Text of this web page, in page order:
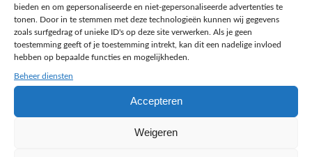
bieden en om gepersonaliseerde en niet-gepersonaliseerde advertenties te
tonen. Door in te stemmen met deze technologieën kunnen wij gegevens
zoals surfgedrag of unieke ID's op deze site verwerken. Als je geen
toestemming geeft of je toestemming intrekt, kan dit een nadelige invloed
hebben op bepaalde functies en mogelijkheden.
Beheer diensten
Accepteren
Weigeren